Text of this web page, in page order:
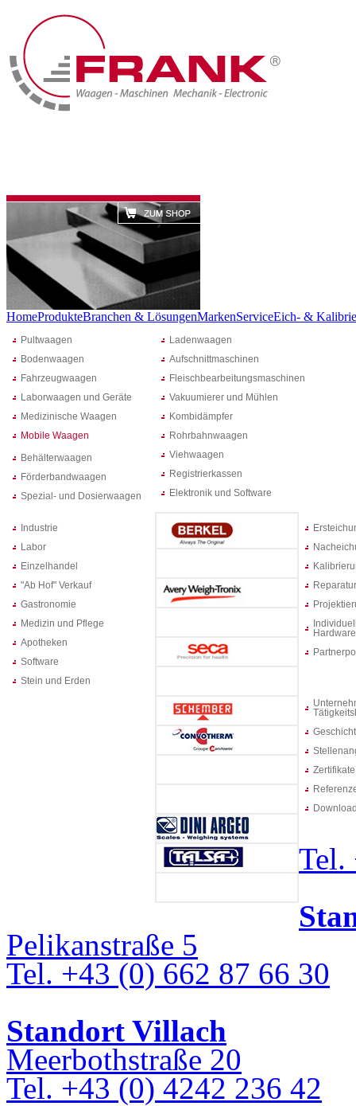
HomeProdukteBranchen & LösungenMarkenServiceEich- &
Pultwaagen
Bodenwaagen
Fahrzeugwaagen
Laborwaagen und Geräte
Medizinische Waagen
Mobile Waagen
Behälterwaagen
Förderbandwaagen
Spezial- und Dosierwaagen
Ladenwaagen
Aufschnittmaschinen
Fleischbearbeitungsmaschinen
Vakuumierer und Mühlen
Kombidämpfer
Rohrbahnwaagen
Viehwaagen
Registrierkassen
Elektronik und Software
Industrie
Labor
Einzelhandel
"Ab Hof" Verkauf
Gastronomie
Medizin und Pflege
Apotheken
Software
Stein und Erden
Zertifikate
Tel.
Pelikanstraße 5
Tel. +43 (0) 662 87 66 30
Standort Villach
Meerbothstraße 20
Tel. +43 (0) 4242 236 42